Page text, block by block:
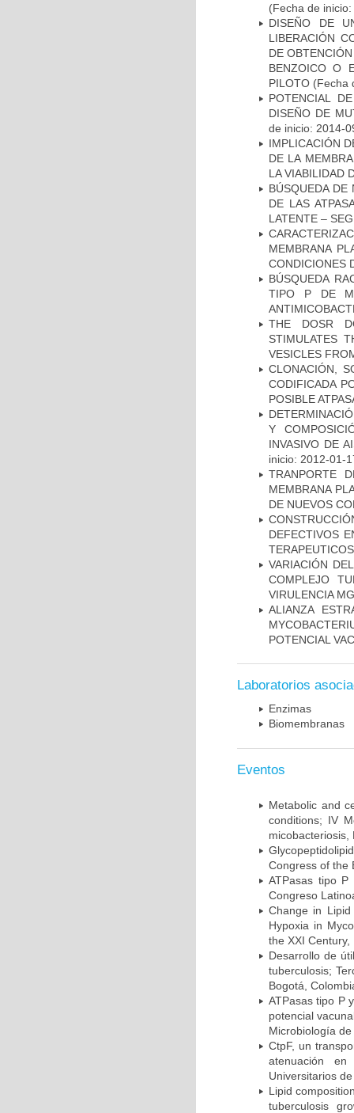
(Fecha de
DISEÑO DE
LIBERACIÓN
DE
BENZOICO O
PILOTO (Fecha
POTENCIAL
DISEÑO DE
de inicio: 2014-
IMPLICACIÓN
DE LA
LA VIABILIDAD
BÚSQUEDA DE
DE LAS
LATENTE –
MEMBRANA
CONDICIONES
BÚSQUEDA
TIPO P DE
THE DOSR
STIMULATES
VESICLES
CLONACIÓN,
CODIFICADA
POSIBLE
Y
INVASIVO DE
inicio: 2012-01-
TRANPORTE
MEMBRANA
DE NUEVOS
DEFECTIVOS
VARIACIÓN
COMPLEJO
VIRULENCIA
ALIANZA
POTENCIAL
Laboratorios
Enzimas
Biomembranas
Eventos
Metabolic and
conditions; IV
micobacteriosis,
Congress of the
ATPasas tipo P
Congreso
Change in
Hypoxia in
the XXI
Desarrollo de
tuberculosis;
Bogotá,
ATPasas tipo P
potencial
Microbiología
CtpF, un
atenuación
Universitarios
Lipid
tuberculosis